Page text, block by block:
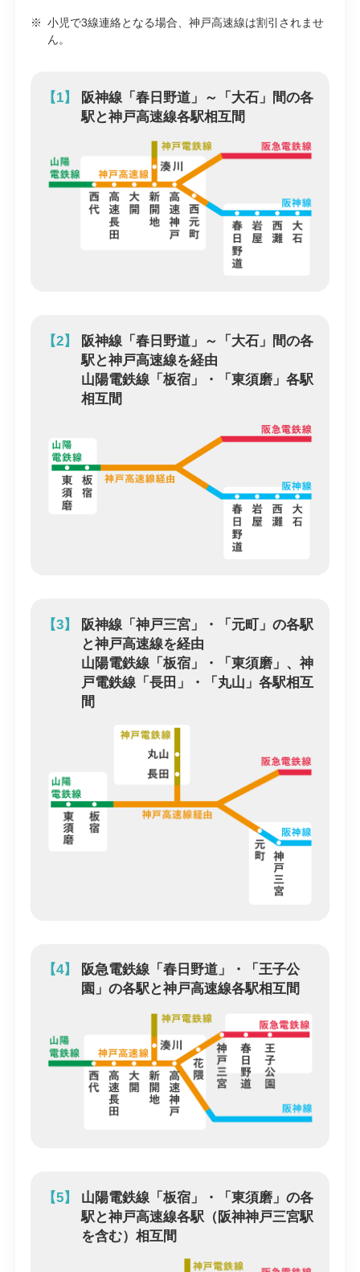
※ 小児で3線連絡となる場合、神戸高速線は割引されませ
ん。
【1】
阪神線「春日野道」～「大石」間の各
駅と神戸高速線各駅相互間
【2】
阪神線「春日野道」～「大石」間の各
駅と神戸高速線を経由
山陽電鉄線「板宿」・「東須磨」各駅
相互間
【3】
阪神線「神戸三宮」・「元町」の各駅
と神戸高速線を経由
山陽電鉄線「板宿」・「東須磨」、神
戸電鉄線「長田」・「丸山」各駅相互
間
【4】
阪急電鉄線「春日野道」・「王子公
園」の各駅と神戸高速線各駅相互間
【5】
山陽電鉄線「板宿」・「東須磨」の各
駅と神戸高速線各駅（阪神神戸三宮駅
を含む）相互間